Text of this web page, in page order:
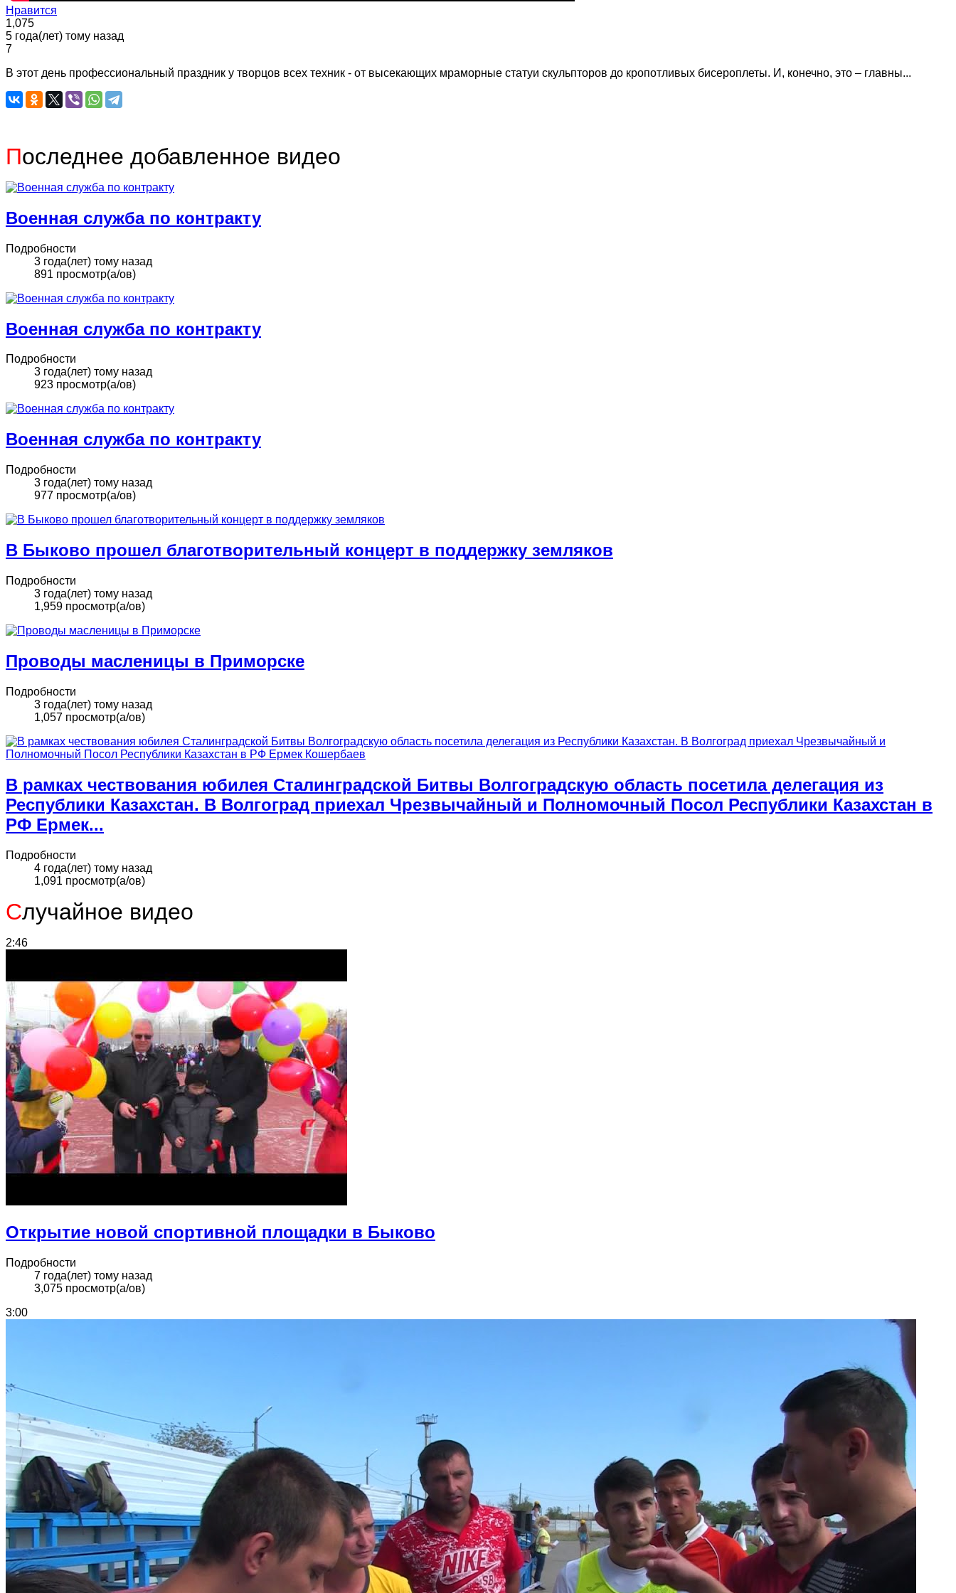
Нравится
1,075
5 года(лет) тому назад
7
В этот день профессиональный праздник у творцов всех техник - от высекающих мраморные статуи скульпторов до кропотливых бисероплеты. И, конечно, это – главны...
Последнее добавленное видео
Военная служба по контракту
Подробности
3 года(лет) тому назад
891 просмотр(а/ов)
Военная служба по контракту
Подробности
3 года(лет) тому назад
923 просмотр(а/ов)
Военная служба по контракту
Подробности
3 года(лет) тому назад
977 просмотр(а/ов)
В Быково прошел благотворительный концерт в поддержку земляков
Подробности
3 года(лет) тому назад
1,959 просмотр(а/ов)
Проводы масленицы в Приморске
Подробности
3 года(лет) тому назад
1,057 просмотр(а/ов)
В рамках чествования юбилея Сталинградской Битвы Волгоградскую область посетила делегация из
Республики Казахстан. В Волгоград приехал Чрезвычайный и Полномочный Посол Республики Казахстан в
РФ Ермек...
Подробности
4 года(лет) тому назад
1,091 просмотр(а/ов)
Случайное видео
2:46
Открытие новой спортивной площадки в Быково
Подробности
7 года(лет) тому назад
3,075 просмотр(а/ов)
3:00